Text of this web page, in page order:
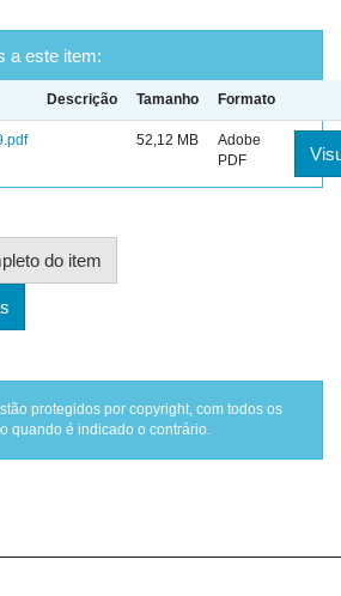
a este item:
Descrição Tamanho Formato
52,12 MB
Adobe
PDF
do item
protegidos por copyright, com todos os
quando é indicado o contrário.